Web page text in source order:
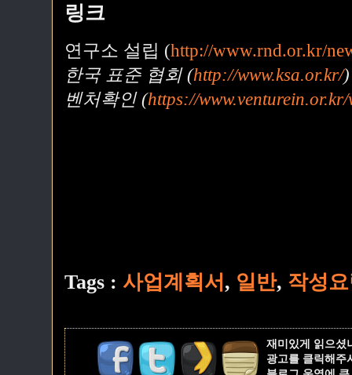
링크
연구소 설립 (http://www.rnd.or.kr/
한국 표준 협회 (http://www.ksa.or.kr/)
벤처확인 (https://
Tags : 사업계획서 , 일반, 작성
재미있게 읽으셨
광고를 클릭해주